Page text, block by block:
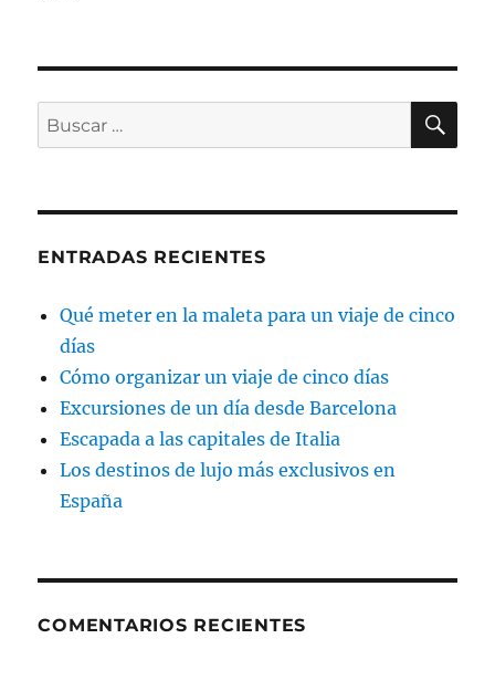
Buscar
por:
ENTRADAS RECIENTES
Qué meter en la maleta para un viaje de cinco
días
Cómo organizar un viaje de cinco días
Excursiones de un día desde Barcelona
Escapada a las capitales de Italia
Los destinos de lujo más exclusivos en
España
COMENTARIOS RECIENTES